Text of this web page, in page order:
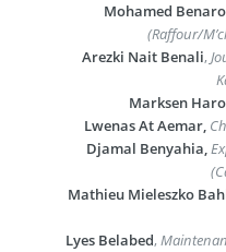
Mohamed
(Raffour/
Arezki Nait Benali,
Marksen
Lwenas At Aemar,
Djamal Benyahia,
Mathieu Mieleszko
Lyes Belabed,